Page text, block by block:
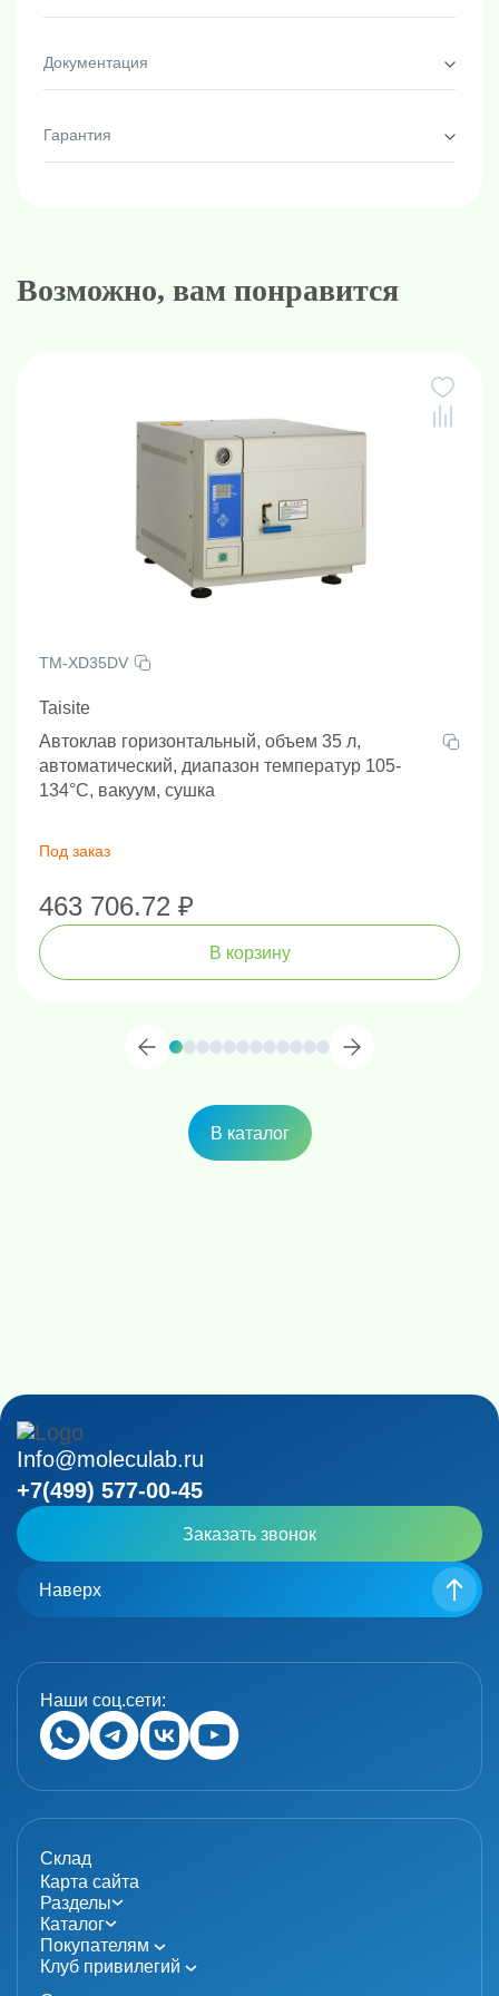
Опция автоматического отключения после
давления и запуск сушки после окончания
программы.
Документация
Гарантия
Возможно, вам понравится
TM-XD35DV
Taisite
Автоклав горизонтальный, объем 35 л,
автоматический, диапазон температур 105-
134°C, вакуум, сушка
Под заказ
463 706.72 ₽
В корзину
В каталог
Info@moleculab.ru
+7(499) 577-00-45
Заказать звонок
Наверх
Наши соц.сети:
Склад
Карта сайта
Разделы
Каталог
Покупателям
Клуб привилегий